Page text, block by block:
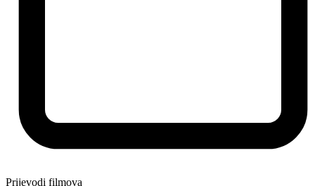
Prijevodi filmova